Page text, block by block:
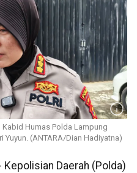
Humas Polda Lampung
Yuyun. (ANTARA/Dian Hadiyatna)
Kepolisian Daerah (Polda)